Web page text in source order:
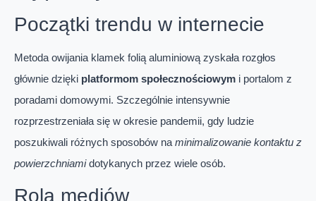
Początki trendu w internecie
Metoda owijania klamek folią aluminiową zyskała rozgłos
głównie dzięki platformom społecznościowym i portalom z
poradami domowymi. Szczególnie intensywnie
rozprzestrzeniała się w okresie pandemii, gdy ludzie
poszukiwali różnych sposobów na minimalizowanie kontaktu z
powierzchniamidotykanych przez wiele osób.
Rola mediów